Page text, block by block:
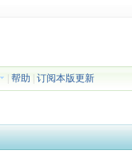
|帮助 |订阅本版更新